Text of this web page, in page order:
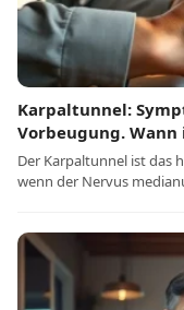
Karpaltunnel:
Vorbeugung.
Der Karpaltunnel ist das
wenn der Nervus